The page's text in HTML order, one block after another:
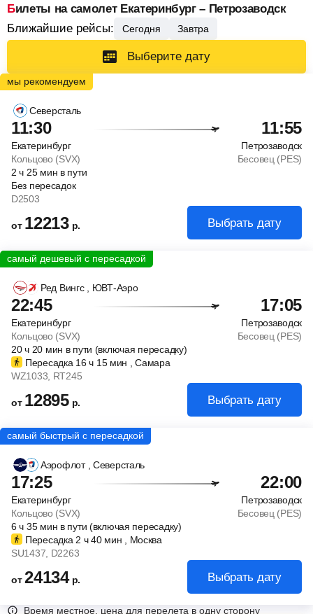
Билеты на самолет Екатеринбург – Петрозаводск
Ближайшие рейсы:
Сегодня Завтра
Выберите дату
Северсталь
11:30 11:55
Екатеринбург
Петрозаводск
Кольцово (SVX)
Бесовец (PES)
2ч 25 мин в пути
Без пересадок
D2503
от 12213 р. Выбрать дату
Ред Вингс , ЮВТ-Аэро
22:45 17:05
Екатеринбург
Петрозаводск
Кольцово (SVX)
Бесовец (PES)
20ч20 мин в пути (включая пересадку)
Пересадка 16ч 15 мин , Самара
WZ1033 , RT245
от 12895 р. Выбрать дату
Аэрофлот , Северсталь
17:25 22:00
Екатеринбург
Петрозаводск
Кольцово (SVX)
Бесовец (PES)
6ч 35 мин в пути (включая пересадку)
Пересадка 2 ч40 мин , Москва
SU1437 , D2263
от24134 р. Выбрать дату
Время местное, цена для перелета в одну сторону